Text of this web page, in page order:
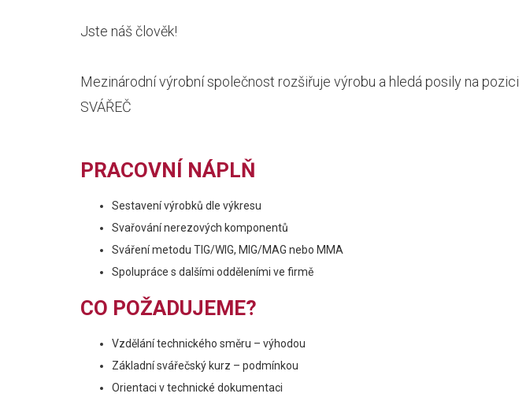
Jste náš člověk!
Mezinárodní výrobní společnost rozšiřuje výrobu a hledá posily na pozici
SVÁŘEČ
PRACOVNÍ NÁPLŇ
Sestavení výrobků dle výkresu
Svařování nerezových komponentů
Sváření metodu TIG/WIG, MIG/MAG nebo MMA
Spolupráce s dalšími odděleními ve firmě
CO POŽADUJEME?
Vzdělání technického směru – výhodou
Základní svářečský kurz – podmínkou
Orientaci v technické dokumentaci